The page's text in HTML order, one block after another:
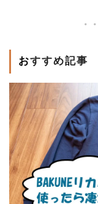
おすすめ記事